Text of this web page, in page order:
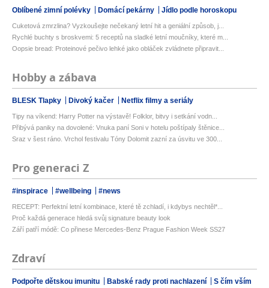
Oblíbené zimní polévky Domácí pekárny Jídlo podle horoskopu
Cuketová zmrzlina? Vyzkoušejte nečekaný letní hit a geniální způsob, j...
Rychlé buchty s broskvemi: 5 receptů na sladké letní moučníky, které m...
Oopsie bread: Proteinové pečivo lehké jako obláček zvládnete připravit...
Hobby a zábava
BLESK Tlapky Divoký kačer Netflix filmy a seriály
Tipy na víkend: Harry Potter na výstavě! Folklor, bitvy i setkání vodn...
Přibývá paniky na dovolené: Vnuka paní Soni v hotelu poštípaly štěnice...
Sraz v šest ráno. Vrchol festivalu Tóny Dolomit zazní za úsvitu ve 300...
Pro generaci Z
#inspirace #wellbeing #news
RECEPT: Perfektní letní kombinace, které tě zchladí, i kdybys nechtěl*...
Proč každá generace hledá svůj signature beauty look
Září patří módě: Co přinese Mercedes-Benz Prague Fashion Week SS27
Zdraví
Podpořte dětskou imunitu Babské rady proti nachlazení
S čím vším